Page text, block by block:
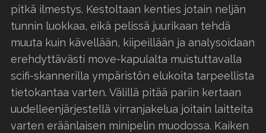
pitkä ilmestys. Kestoltaan kenties jotain neljän
tunnin luokkaa, eikä pelissä juurikaan tehdä
muuta kuin kävellään, kiipeillään ja analysoidaan
erehdyttävästi move-kapulalta muistuttavalla
scifi-skannerilla ympäristön elukoita tarpeellista
tietokantaa varten. Välillä pitää pariin kertaan
uudelleenjärjestellä virranjakelua joitain laitteita
varten eräänlaisen minipelin muodossa. Kaiken